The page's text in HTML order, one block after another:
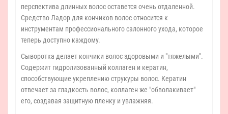
перспектива длинных волос оставется очень отдаленной.
Средство Ладор для кончиков волос относится к
инструментам профессионального салонного ухода, которое
теперь доступно каждому.
Сыворотка делает кончики волос здоровыми и "тяжелыми".
Содержит гидролизованный коллаген и кератин,
способствующие укреплению струкуры волос. Кератин
отвечает за гладкость волос, коллаген же "обволакивает"
его, создавая защитную пленку и увлажняя.